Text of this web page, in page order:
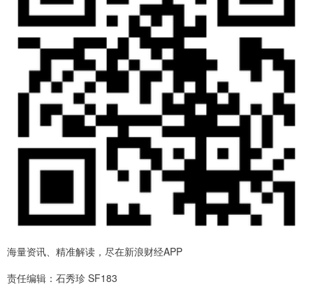
海量资讯、精准解读，尽在新浪财经APP
责任编辑：石秀珍 SF183